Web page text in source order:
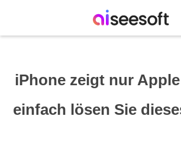
iPhone zeigt nur
einfach lösen Sie